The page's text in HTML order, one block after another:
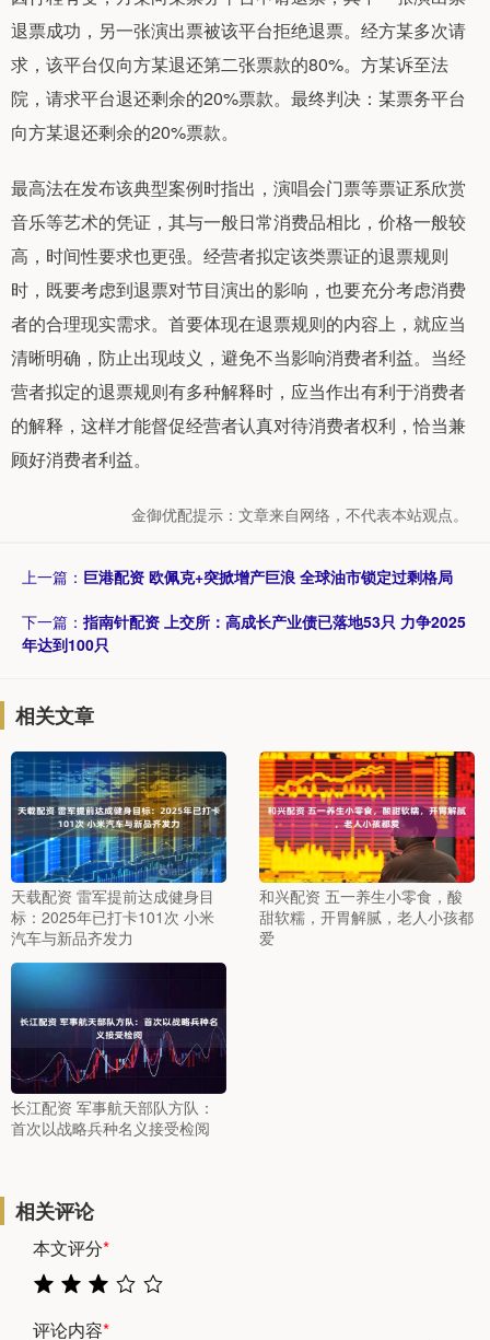
退票成功，另一张演出票被该平台拒绝退票。经方某多次请
求，该平台仅向方某退还第二张票款的80%。方某诉至法
院，请求平台退还剩余的20%票款。最终判决：某票务平台
向方某退还剩余的20%票款。
最高法在发布该典型案例时指出，演唱会门票等票证系欣赏
音乐等艺术的凭证，其与一般日常消费品相比，价格一般较
高，时间性要求也更强。经营者拟定该类票证的退票规则
时，既要考虑到退票对节目演出的影响，也要充分考虑消费
者的合理现实需求。首要体现在退票规则的内容上，就应当
清晰明确，防止出现歧义，避免不当影响消费者利益。当经
营者拟定的退票规则有多种解释时，应当作出有利于消费者
的解释，这样才能督促经营者认真对待消费者权利，恰当兼
顾好消费者利益。
金御优配提示：文章来自网络，不代表本站观点。
上一篇： 巨港配资 欧佩克+突掀增产巨浪 全球油市锁定过剩格局
下一篇： 指南针配资 上交所：高成长产业债已落地53只 力争2025
年达到100只
相关文章
天载配资 雷军提前达成健身目
标：2025年已打卡101次 小米
汽车与新品齐发力
和兴配资 五一养生小零食，酸
甜软糯，开胃解腻，老人小孩都
爱
长江配资 军事航天部队方队：
首次以战略兵种名义接受检阅
相关评论
本文评分*
评论内容*